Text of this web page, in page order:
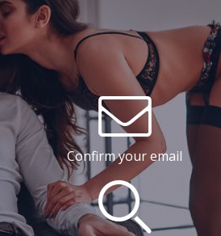
Confirm your email